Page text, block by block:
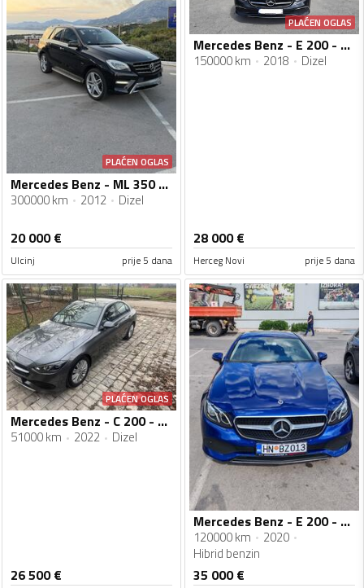
PLAĆEN OGLAS
Mercedes Benz - ML 350 - 3.0
300000 km 2012 Dizel
20 000€
Ulcinj prije 5 dana
PLAĆEN OGLAS
Mercedes Benz - E 200 - Cdi
150000 km 2018 Dizel
28 000€
Herceg Novi prije 5 dana
PLAĆEN OGLAS
Mercedes Benz - C 200 - c 200 dizel-hibrid
51000 km 2022 Dizel
26 500€
Mercedes Benz - E 200 - coupe
120000 km
2020
Hibrid benzin
35 000€